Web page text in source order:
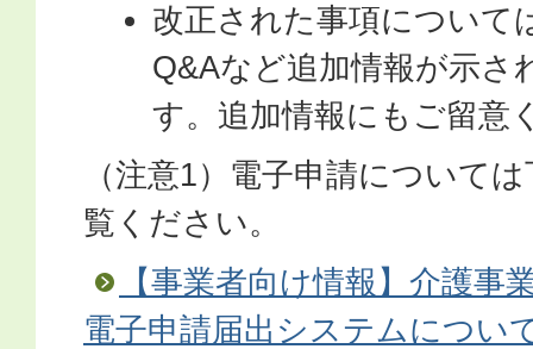
改正された事項について
Q&Aなど追加情報が示さ
す。追加情報にもご留意
（注意1）電子申請について
覧ください。
【事業者向け情報】介護事
電子申請届出システムについ